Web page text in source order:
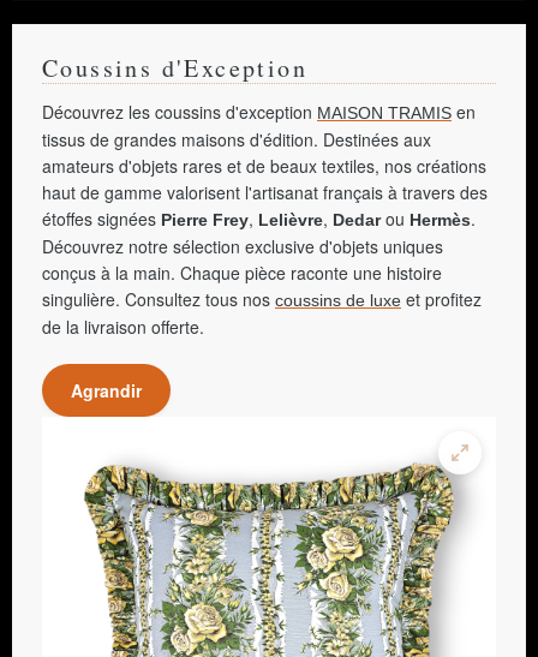
Coussins d'Exception
Découvrez les coussins d'exception MAISON TRAMIS en
tissus de grandes maisons d'édition. Destinées aux
amateurs d'objets rares et de beaux textiles, nos créations
haut de gamme valorisent l'artisanat français à travers des
étoffes signées Pierre Frey, Lelièvre, Dedarou Hermès.
Découvrez notre sélection exclusive d'objets uniques
conçus à la main. Chaque pièce raconte une histoire
singulière. Consultez tous nos coussins de luxe et profitez
de la livraison offerte.
Agrandir